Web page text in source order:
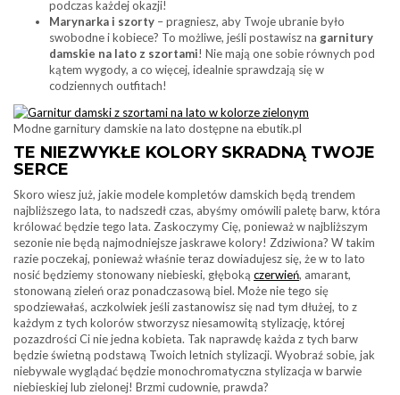
podczas każdej okazji!
Marynarka i szorty – pragniesz, aby Twoje ubranie było
swobodne i kobiece? To możliwe, jeśli postawisz na garnitury
damskie na lato z szortami! Nie mają one sobie równych pod
kątem wygody, a co więcej, idealnie sprawdzają się w
codziennych outfitach!
Modne garnitury damskie na lato dostępne na ebutik.pl
TE NIEZWYKŁE KOLORY SKRADNĄ TWOJE
SERCE
Skoro wiesz już, jakie modele kompletów damskich będą trendem
najbliższego lata, to nadszedł czas, abyśmy omówili paletę barw, która
królować będzie tego lata. Zaskoczymy Cię, ponieważ w najbliższym
sezonie nie będą najmodniejsze jaskrawe kolory! Zdziwiona? W takim
razie poczekaj, ponieważ właśnie teraz dowiadujesz się, że w to lato
nosić będziemy stonowany niebieski, głęboką czerwień, amarant,
stonowaną zieleń oraz ponadczasową biel. Może nie tego się
spodziewałaś, aczkolwiek jeśli zastanowisz się nad tym dłużej, to z
każdym z tych kolorów stworzysz niesamowitą stylizację, której
pozazdrości Ci nie jedna kobieta. Tak naprawdę każda z tych barw
będzie świetną podstawą Twoich letnich stylizacji. Wyobraź sobie, jak
niebywale wyglądać będzie monochromatyczna stylizacja w barwie
niebieskiej lub zielonej! Brzmi cudownie, prawda?